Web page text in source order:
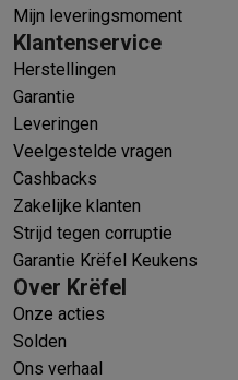
Mijn leveringsmoment
Klantenservice
Herstellingen
Garantie
Leveringen
Veelgestelde vragen
Cashbacks
Zakelijke klanten
Strijd tegen corruptie
Garantie Krëfel Keukens
Over Krëfel
Onze acties
Solden
Ons verhaal